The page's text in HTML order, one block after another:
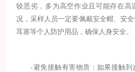
较恶劣，多为高空作业且可能存在高
况，采样人员一定要佩戴安全帽、安全
耳塞等个人防护用品，确保人身安全。
-避免接触有害物质：如果接触到